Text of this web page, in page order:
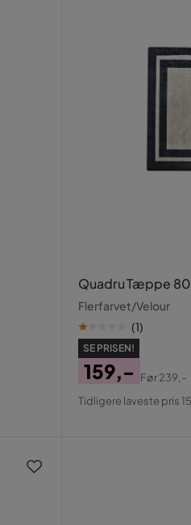
Quadru Tæppe
Flerfarvet/Velour
(1)
SE PRISEN!
Pris
159,-
Original
Før239,-
Tidligere laveste pris